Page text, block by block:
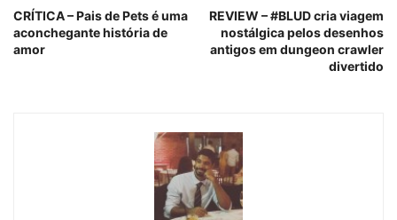
CRÍTICA – Pais de Pets é uma
aconchegante história de
amor
REVIEW – #BLUD cria viagem
nostálgica pelos desenhos
antigos em dungeon crawler
divertido